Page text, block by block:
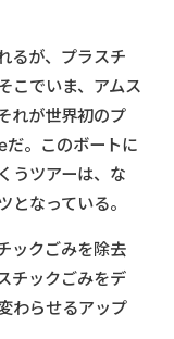
るが、プラスチ
こでいま、アムス
れが世界初のプ
。このボートに
うツアーは、な
なっている。
ックごみを除去
チックごみをデ
わらせるアップ